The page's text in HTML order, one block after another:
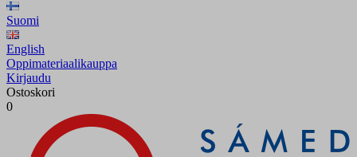
Suomi
English
Oppimateriaalikauppa
Kirjaudu
Ostoskori
0